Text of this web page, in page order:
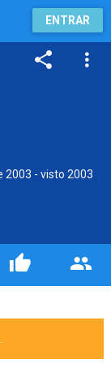
ENTRAR
2003 - visto 2003